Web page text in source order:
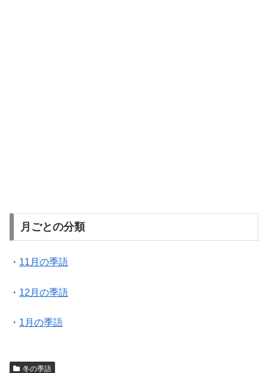
月ごとの分類
・ 11月の季語
・ 12月の季語
・ 1月の季語
冬の季語